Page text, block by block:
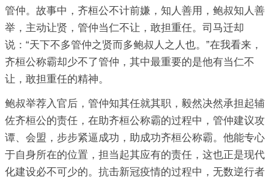
管仲。故事中，齐桓公不计前嫌，知人善用，鲍叔知人善
举，主动让贤，管仲当仁不让，敢担重任。司马迁却
说：“天下不多管仲之贤而多鲍叔人之人也。”在我看来，
齐桓公称霸却少不了管仲，其中最重要的是他有当仁不
让，敢担重任的精神。
鲍叔举荐入官后，管仲知其任就其职，毅然决然承担起辅
佐齐桓公的责任，在助齐桓公称霸的过程中，管仲建议攻
谭、会盟，步步紧逼成功，助成功齐桓公称霸。他能专心
于自身所在的位置，担当起其应有的责任，这也正是现代
化建设必不可少的。抗击新冠疫情的过程中，无数逆行者